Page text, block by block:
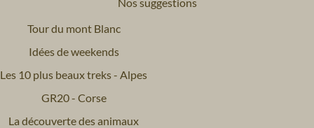
Tour du mont Blanc
Idées de weekends
Les 10 plus beaux treks - Alpes
GR20 - Corse
La découverte des animaux